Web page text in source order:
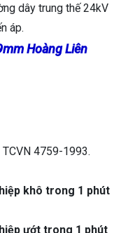
dây trung thế 24kV
áp.
Hoàng Liên
4759-1993.
khô trong 1 phút
ướt trong 1 phút